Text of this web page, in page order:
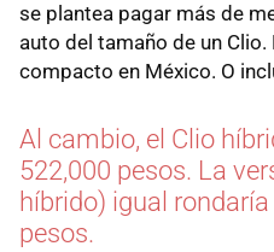
se plantea pagar más de
auto del tamaño de un
compacto en México. O
Al cambio, el Clio
522,000 pesos. La
híbrido) igual
pesos.